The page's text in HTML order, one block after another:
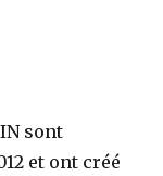
sont
et ont créé